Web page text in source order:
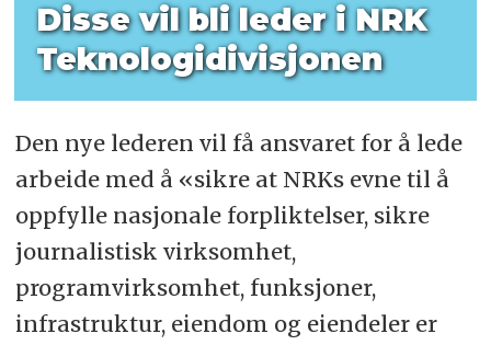
Disse vil bli leder i NRK
Teknologidivisjonen
Den nye lederen vil få ansvaret for å lede
arbeide med å «sikre at NRKs evne til å
oppfylle nasjonale forpliktelser, sikre
journalistisk virksomhet,
programvirksomhet, funksjoner,
infrastruktur, eiendom og eiendeler er